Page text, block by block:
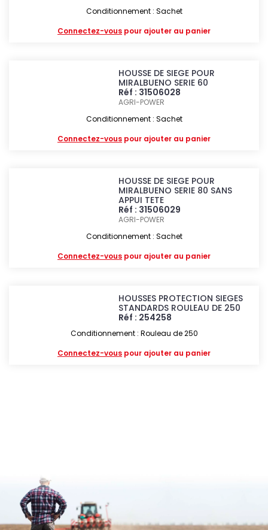
Conditionnement : Sachet
Connectez-vous pour ajouter au panier
HOUSSE DE SIEGE POUR
MIRALBUENO SERIE 60
Réf : 31506028
AGRI-POWER
Conditionnement : Sachet
Connectez-vous pour ajouter au panier
HOUSSE DE SIEGE POUR
MIRALBUENO SERIE 80 SANS
APPUI TETE
Réf : 31506029
AGRI-POWER
Conditionnement : Sachet
Connectez-vous pour ajouter au panier
HOUSSES PROTECTION SIEGES
STANDARDS ROULEAU DE 250
Réf : 254258
Conditionnement : Rouleau de 250
Connectez-vous pour ajouter au panier